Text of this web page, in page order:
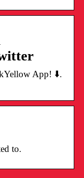
App! ⬇️.
to.